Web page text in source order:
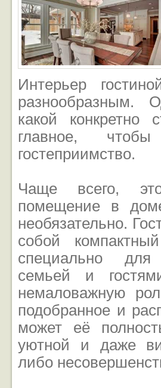
Интерьер
разнообразным.
какой конкретно
главное,
гостеприимство.
Чаще всего,
помещение в
необязательно.
собой
специально для
семьей и
немаловажную
подобранное и
может её
уютной и даже
либо